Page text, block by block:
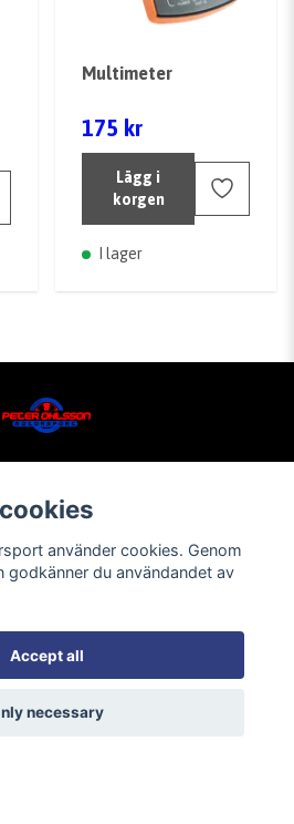
Multimeter
175 kr
Lägg i
korgen
I lager
Läs mer
Tävlingar
använder cookies. Genom
du användandet av
Accept all
necessary